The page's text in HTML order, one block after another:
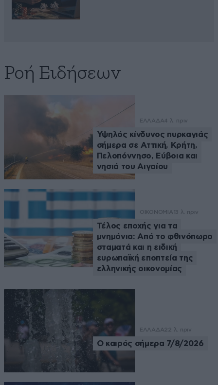
Ροή Ειδήσεων
ΕΛΛΑΔΑ4 λ. πριν
Υψηλός κίνδυνος πυρκαγιάς
σήμερα σε Αττική, Κρήτη,
Πελοπόννησο, Εύβοια και
νησιά του Αιγαίου
ΟΙΚΟΝΟΜΙΑ 13 λ. πριν
Τέλος εποχής για τα
μνημόνια: Από το φθινόπωρο
σταματά και η ειδική
ευρωπαϊκή εποπτεία της
ελληνικής οικονομίας
ΕΛΛΑΔΑ22 λ. πριν
Ο καιρός σήμερα 7/8/2026